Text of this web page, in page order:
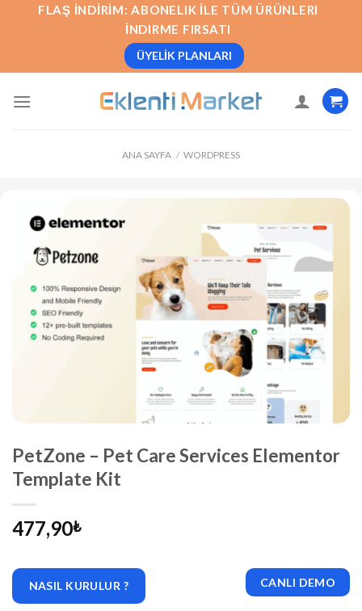
FLAŞ İNDIRIM: ABONELIK İLE TÜM ÜRÜNLERI
İNDIRME FIRSATI
ÜYELIK PLANLARI
ANA SAYFA / WORDPRESS
PetZone – Pet Care Services Elementor
Template Kit
477,90₺
NASIL KURULUR ? CANLI DEMO